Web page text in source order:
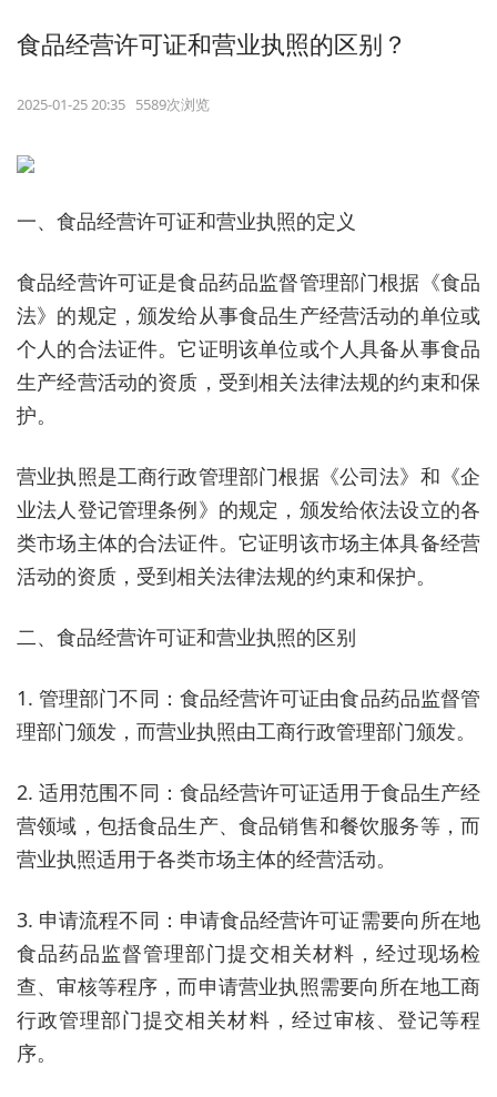
食品经营许可证和营业执照的区别？
2025-01-25 20:35 5589次浏览
一、食品经营许可证和营业执照的定义
食品经营许可证是食品药品监督管理部门根据《食品
法》的规定，颁发给从事食品生产经营活动的单位或
个人的合法证件。它证明该单位或个人具备从事食品
生产经营活动的资质，受到相关法律法规的约束和保
护。
营业执照是工商行政管理部门根据《公司法》和《企
业法人登记管理条例》的规定，颁发给依法设立的各
类市场主体的合法证件。它证明该市场主体具备经营
活动的资质，受到相关法律法规的约束和保护。
二、食品经营许可证和营业执照的区别
1. 管理部门不同：食品经营许可证由食品药品监督管
理部门颁发，而营业执照由工商行政管理部门颁发。
2. 适用范围不同：食品经营许可证适用于食品生产经
营领域，包括食品生产、食品销售和餐饮服务等，而
营业执照适用于各类市场主体的经营活动。
3. 申请流程不同：申请食品经营许可证需要向所在地
食品药品监督管理部门提交相关材料，经过现场检
查、审核等程序，而申请营业执照需要向所在地工商
行政管理部门提交相关材料，经过审核、登记等程
序。